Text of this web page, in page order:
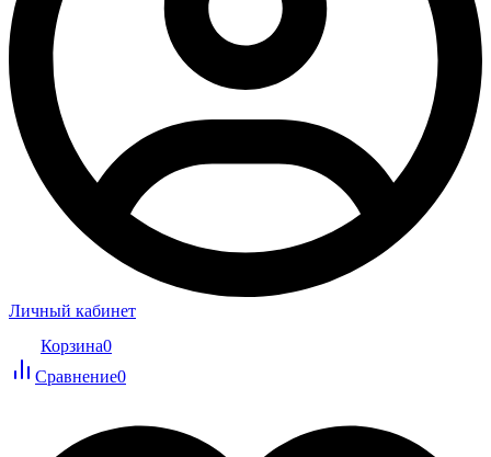
Личный кабинет
Корзина0
Сравнение0